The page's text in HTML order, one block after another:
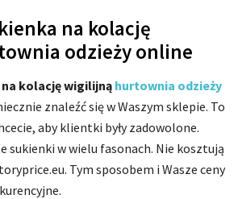
na kolację
odzieży online
kolację wigilijną hurtownia odzieży
znaleźć się w Waszym sklepie. To
aby klientki były zadowolone.
sukienki w wielu fasonach. Nie kosztują
Tym sposobem i Wasze ceny